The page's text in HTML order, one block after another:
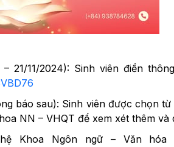
– 21/11/2024): Sinh viên điền
báo sau): Sinh viên được chọn
NN – VHQT để xem xét thêm
Khoa Ngôn ngữ – Văn hóa